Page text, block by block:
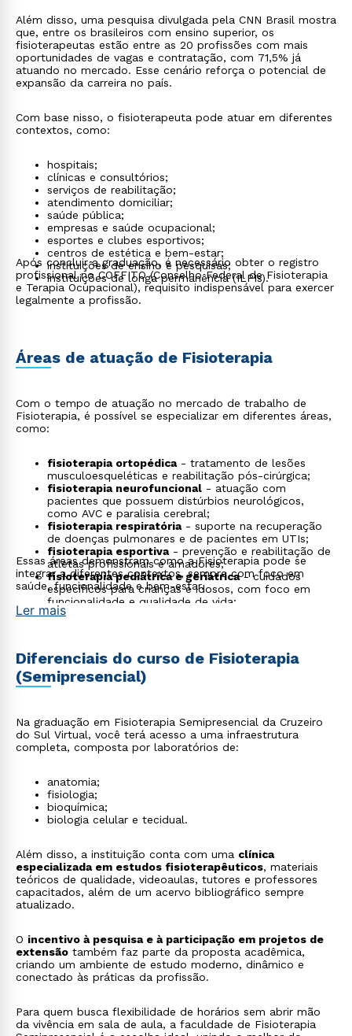
Além disso, uma pesquisa divulgada pela CNN Brasil mostra
que, entre os brasileiros com ensino superior, os
fisioterapeutas estão entre as 20 profissões com mais
oportunidades de vagas e contratação, com 71,5% já
atuando no mercado. Esse cenário reforça o potencial de
expansão da carreira no país.
Com base nisso, o fisioterapeuta pode atuar em diferentes
contextos, como:
hospitais;
clínicas e consultórios;
serviços de reabilitação;
atendimento domiciliar;
saúde pública;
empresas e saúde ocupacional;
esportes e clubes esportivos;
centros de estética e bem-estar;
instituições de ensino e pesquisas;
instituições de longa permanência (ILPIs).
Após concluir a graduação, é necessário obter o registro
profissional no COFFITO (Conselho Federal de Fisioterapia
e Terapia Ocupacional), requisito indispensável para exercer
legalmente a profissão.
Áreas de atuação de Fisioterapia
Com o tempo de atuação no mercado de trabalho de
Fisioterapia, é possível se especializar em diferentes áreas,
como:
fisioterapia ortopédica- tratamento de lesões
musculoesqueléticas e reabilitação pós-cirúrgica;
fisioterapia neurofuncional - atuação com
pacientes que possuem distúrbios neurológicos,
como AVC e paralisia cerebral;
fisioterapia respiratória- suporte na recuperação
de doenças pulmonares e de pacientes em UTIs;
fisioterapia esportiva- prevenção e reabilitação de
atletas profissionais e amadores;
fisioterapia pediátrica e geriátrica- cuidados
específicos para crianças e idosos, com foco em
funcionalidade e qualidade de vida;
fisioterapia estética
tecnologia assistiva
- desenvolvimento e adaptação
de dispositivos que promovem a autonomia de
pessoas com deficiência;
atuação em empresas e ergonomia
Essas áreas demonstram como a Fisioterapia pode se
integrar a diferentes contextos, sempre com foco em
saúde, funcionalidade e bem-estar.
Ler mais
Diferenciais do curso de Fisioterapia
(Semipresencial)
Na graduação em Fisioterapia Semipresencial da Cruzeiro
do Sul Virtual, você terá acesso a uma infraestrutura
completa, composta por laboratórios de:
anatomia;
fisiologia;
bioquímica;
biologia celular e tecidual.
Além disso, a instituição conta com uma clínica
especializada em estudos fisioterapêuticos, materiais
teóricos de qualidade, videoaulas, tutores e professores
capacitados, além de um acervo bibliográfico sempre
atualizado.
O incentivo à pesquisa e à participação em projetos de
extensão também faz parte da proposta acadêmica,
criando um ambiente de estudo moderno, dinâmico e
conectado às práticas da profissão.
Para quem busca flexibilidade de horários sem abrir mão
da vivência em sala de aula, a faculdade de Fisioterapia